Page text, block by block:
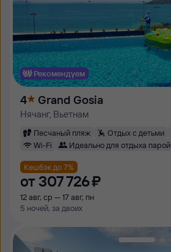
Рекомендуем
4 Grand Gosia
Нячанг, Вьетнам
Песчаный пляж Отдых с детьми
Wi-Fi
Идеально для отдыха парой
Кешбэк до 7%
от 307 ⁠726 ⁠₽
12 авг, ср — 17 авг, пн
5 ночей, за двоих